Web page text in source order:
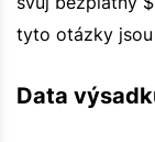
tyto otázky
Data